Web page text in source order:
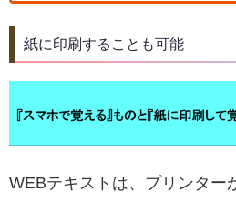
紙に印刷することも可能
WEBテキストは、プリンター